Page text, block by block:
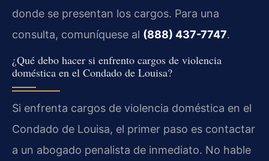
donde se presentan los cargos. Para una
consulta, comuníquese al (888) 437-7747.
¿Qué debo hacer si enfrento cargos de violencia
doméstica en el Condado de Louisa?
Si enfrenta cargos de violencia doméstica en el
Condado de Louisa, el primer paso es contactar
a un abogado penalista de inmediato. No hable